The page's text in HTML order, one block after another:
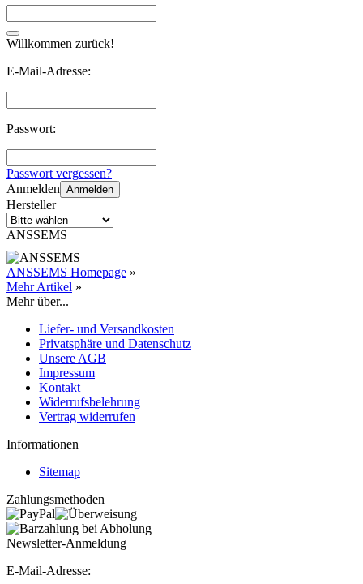
Willkommen zurück!
E-Mail-Adresse:
Passwort:
Passwort vergessen?
Anmelden Anmelden
Hersteller
ANSSEMS
ANSSEMS Homepage »
Mehr Artikel »
Mehr über...
Liefer- und Versandkosten
Privatsphäre und Datenschutz
Unsere AGB
Impressum
Kontakt
Widerrufsbelehrung
Vertrag widerrufen
Informationen
Sitemap
Zahlungsmethoden
Newsletter-Anmeldung
E-Mail-Adresse: